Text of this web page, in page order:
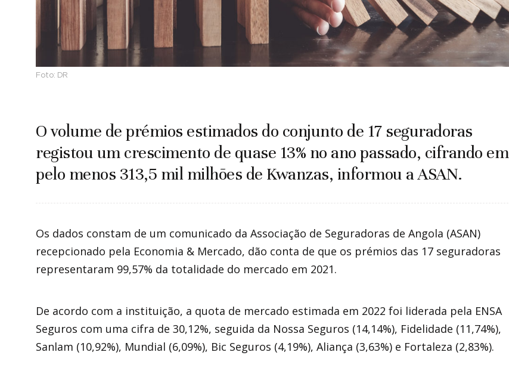
Foto: DR
O volume de prémios estimados do conjunto de 17 seguradoras
registou um crescimento de quase 13% no ano passado, cifrando em
pelo menos 313,5 mil milhões de Kwanzas, informou a ASAN.
Os dados constam de um comunicado da Associação de Seguradoras de Angola (ASAN)
recepcionado pela Economia & Mercado, dão conta de que os prémios das 17 seguradoras
representaram 99,57% da totalidade do mercado em 2021.
De acordo com a instituição, a quota de mercado estimada em 2022 foi liderada pela ENSA
Seguros com uma cifra de 30,12%, seguida da Nossa Seguros (14,14%), Fidelidade (11,74%),
Sanlam (10,92%), Mundial (6,09%), Bic Seguros (4,19%), Aliança (3,63%) e Fortaleza (2,83%).